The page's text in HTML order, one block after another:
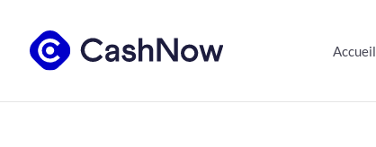
Accueil